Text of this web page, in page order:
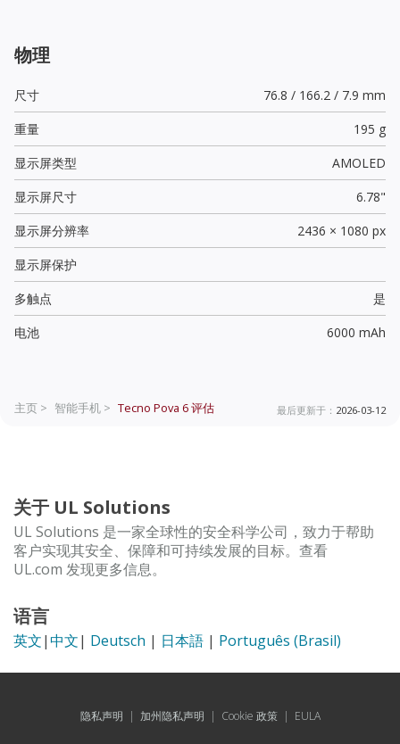
物理
尺寸
76.8 / 166.2 / 7.9 mm
重量
195 g
显示屏类型
AMOLED
显示屏尺寸
6.78"
显示屏分辨率
2436 × 1080 px
显示屏保护
多触点
是
电池
6000 mAh
主页 > 智能手机 > Tecno Pova 6评估 最后更新于： 2026-03-12
关于 UL Solutions
UL Solutions 是一家全球性的安全科学公司，致力于帮助
客户实现其安全、保障和可持续发展的目标。查看
UL.com 发现更多信息。
语言
英文|中文| Deutsch | 日本語 | Português (Brasil)
隐私声明 | 加州隐私声明 | Cookie 政策| EULA